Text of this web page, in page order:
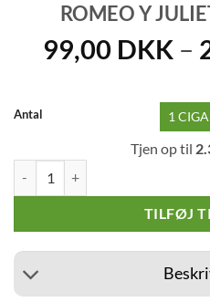
ROMEO Y
99,00 DKK –
Antal 1
Tjen op til
TILFØJ